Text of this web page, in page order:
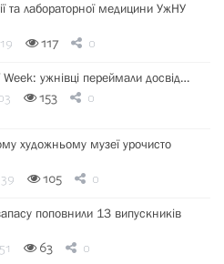
та лабораторної медицини УжНУ
117 0
ужнівці переймали досвід…
153 0
художньому музеї урочисто
105 0
поповнили 13 випускників
63 0